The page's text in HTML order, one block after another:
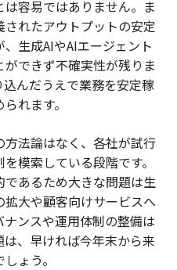
容易ではありません。ま
れたアウトプットの安定
生成AIやAIエージェント
できず不確実性が残りま
んだうえで業務を安定稼
れます。
法論はなく、各社が試行
模索している段階です。
あるため大きな問題は生
大や顧客向けサービスへ
ンスや運用体制の整備は
、早ければ今年末から来
ょう。